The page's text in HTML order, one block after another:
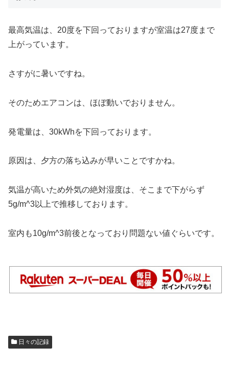
最高気温は、20度を下回っておりますが室温は27度まで
上がっています。
さすがに暑いですね。
そのためエアコンは、ほぼ動いでおりません。
発電量は、30kWhを下回っております。
原因は、夕方の落ち込みが早いことですかね。
気温が高いため外気の絶対湿度は、そこまで下がらず
5g/m^3以上で推移しております。
室内も10g/m^3前後となっており問題ない値ぐらいです。
日々の記録